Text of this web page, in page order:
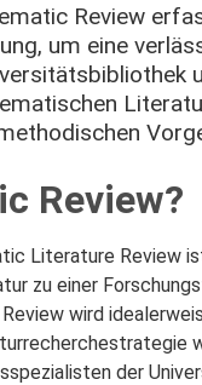
Review
um eine
Review?
Literature Review
zu einer
wird
der